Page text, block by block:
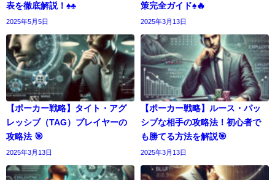
表を徹底解説！♠️♣️
2025年5月5日
策完全ガイド♠️🔥
2025年3月13日
【ポーカー戦略】タイト・アグ
レッシブ（TAG）プレイヤーの
攻略法 🎯
2025年3月13日
【ポーカー戦略】ルース・パッ
シブな相手の攻略法！初心者で
も勝てる方法を解説🎯
2025年3月13日